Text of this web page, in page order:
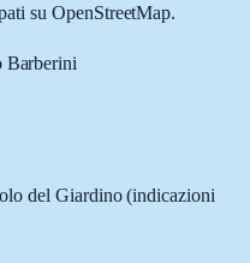
su OpenStreetMap.
Barberini
del Giardino(indicazioni